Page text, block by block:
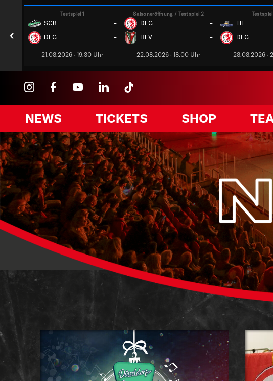
‹
Testspiel 1
SCB -
DEG -
21.08.2026 · 19.30 Uhr
Saisoneröffnung / Testspiel 2
DEG -
HEV -
22.08.2026 · 18.00 Uhr
TIL
DEG
28.08.2026 ·
NEWS TICKETS SHOP